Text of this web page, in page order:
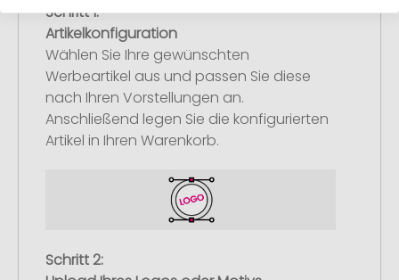
Schritt 1:
Artikelkonfiguration
Wählen Sie Ihre gewünschten
Werbeartikel aus und passen Sie diese
nach Ihren Vorstellungen an.
Anschließend legen Sie die konfigurierten
Artikel in Ihren Warenkorb.
Schritt 2: